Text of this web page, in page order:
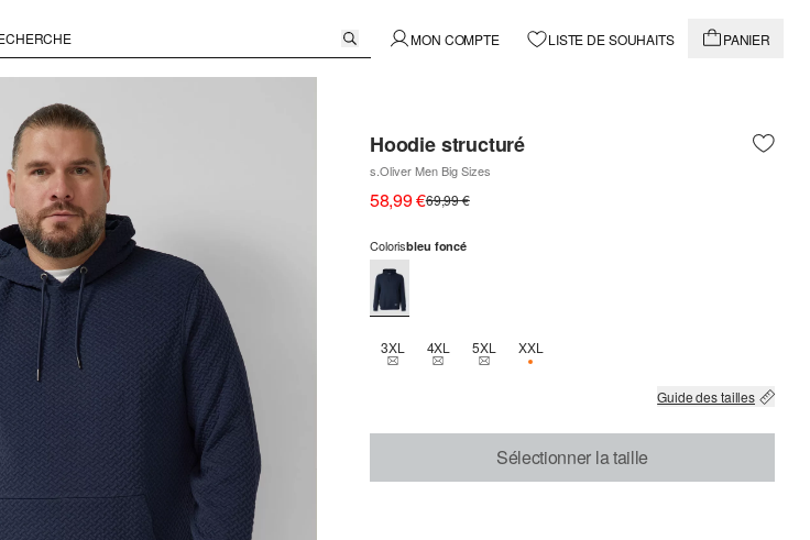
MON COMPTE LISTE DE SOUHAITS PANIER
Hoodie structuré
s.Oliver Men Big Sizes
58,99 €69,99 €
Colorisbleu foncé
3XLTHIS SIZE IS CURRENTLY OUT OF STOCK
4XLTHIS SIZE IS CURRENTLY OUT OF STOCK
5XLTHIS SIZE IS CURRENTLY OUT OF STOCK
XXLSEULEMENT 1 EN STOCK
Guide des tailles
Sélectionner la taille